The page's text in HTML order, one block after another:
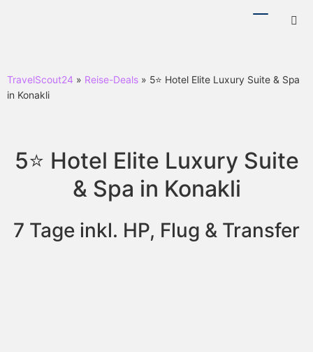
TravelScout24 » Reise-Deals » 5⭐ Hotel Elite Luxury Suite & Spa
in Konakli
5⭐ Hotel Elite Luxury Suite
& Spa in Konakli
7 Tage inkl. HP, Flug & Transfer